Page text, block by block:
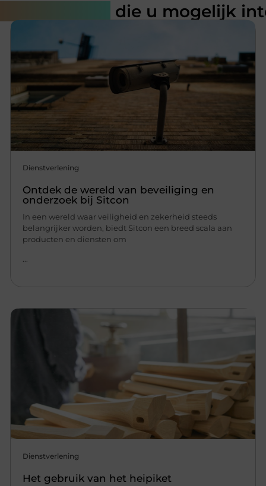
die u mogelijk
Dienstverlening
Ontdek de wereld van beveiliging en
onderzoek bij Sitcon
In een wereld waar veiligheid en zekerheid steeds
belangrijker worden, biedt Sitcon een breed scala aan
producten en diensten om
...
Dienstverlening
Het gebruik van het heipiket